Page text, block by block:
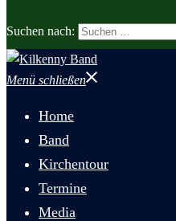
Suchen nach:
Menü schließen
Home
Band
Kirchentour
Termine
Media